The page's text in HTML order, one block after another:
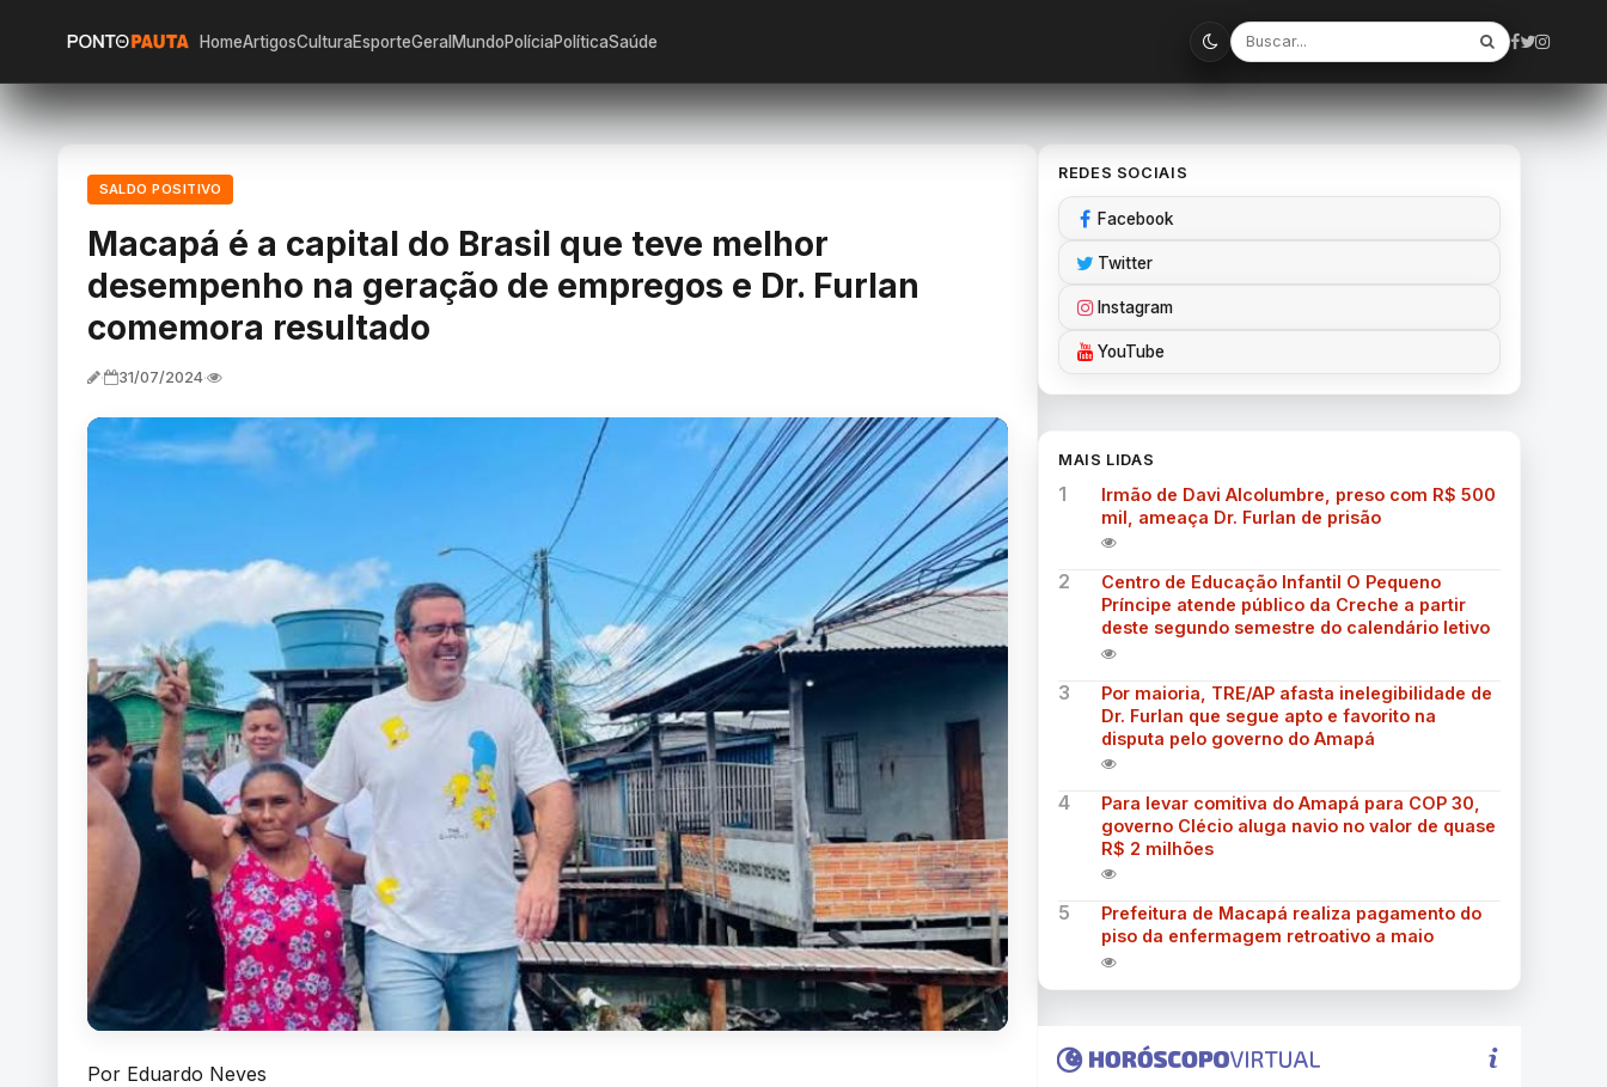
HomeArtigosCulturaEsporteGeralMundoPolíciaPolíticaSaúde
SALDO POSITIVO
Macapá é a capital do Brasil que teve melhor
desempenho na geração de empregos e Dr. Furlan
comemora resultado
· 31/07/2024·
Por Eduardo Neves
REDES SOCIAIS
Facebook
Twitter
Instagram
YouTube
MAIS LIDAS
1
Irmão de Davi Alcolumbre, preso com R$ 500
mil, ameaça Dr. Furlan de prisão
2
Centro de Educação Infantil O Pequeno
Príncipe atende público da Creche a partir
deste segundo semestre do calendário letivo
3
Por maioria, TRE/AP afasta inelegibilidade de
Dr. Furlan que segue apto e favorito na
disputa pelo governo do Amapá
4
Para levar comitiva do Amapá para COP 30,
governo Clécio aluga navio no valor de quase
R$ 2 milhões
5
Prefeitura de Macapá realiza pagamento do
piso da enfermagem retroativo a maio